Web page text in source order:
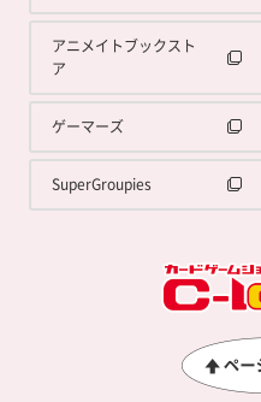
アニメイトブックスト
ア
ゲーマーズ
SuperGroupies